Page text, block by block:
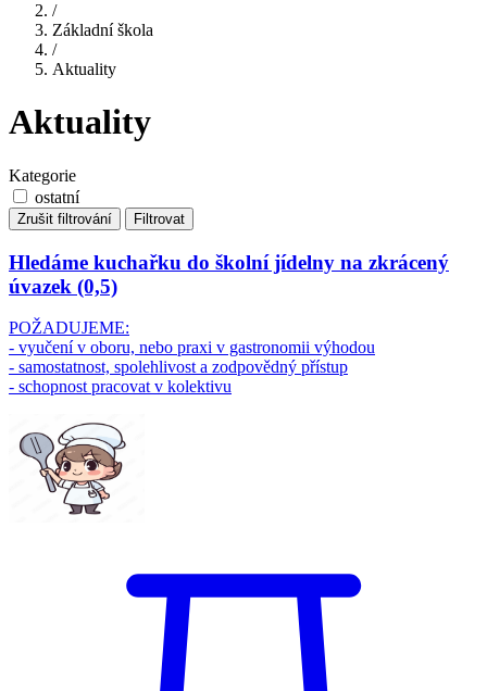
/
Základní škola
/
Aktuality
Aktuality
Kategorie
ostatní
Zrušit filtrování Filtrovat
Hledáme kuchařku do školní jídelny na zkrácený
úvazek (0,5)
POŽADUJEME:
- vyučení v oboru, nebo praxi v gastronomii výhodou
- samostatnost, spolehlivost a zodpovědný přístup
- schopnost pracovat v kolektivu